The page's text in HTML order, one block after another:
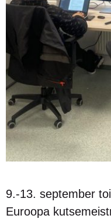
9.-13. september
Euroopa